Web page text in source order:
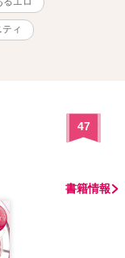
ィ
47
書籍情報